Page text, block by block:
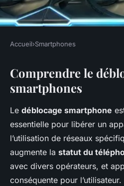
SMARTPHONES
Tutoriel :
un smartphone
admin•20 décembre 2024•4 min
Accueil›Smartphones
Comprendre le
smartphones
Le déblocage smartphone
essentielle pour libérer un
l’utilisation de réseaux
augmente la statut du
avec divers opérateurs, et
conséquente pour l’utilisateur.